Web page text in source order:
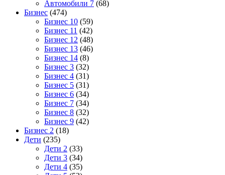
Автомобили 7 (68)
Бизнес (474)
Бизнес 10 (59)
Бизнес 11 (42)
Бизнес 12 (48)
Бизнес 13 (46)
Бизнес 14 (8)
Бизнес 3 (32)
Бизнес 4 (31)
Бизнес 5 (31)
Бизнес 6 (34)
Бизнес 7 (34)
Бизнес 8 (32)
Бизнес 9 (42)
Бизнес 2 (18)
Дети (235)
Дети 2 (33)
Дети 3 (34)
Дети 4 (35)